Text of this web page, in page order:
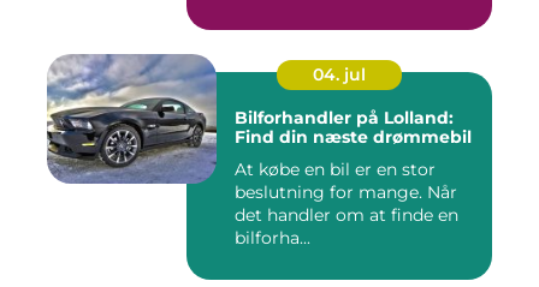
04. jul
Bilforhandler på Lolland:
Find din næste drømmebil
At købe en bil er en stor
beslutning for mange. Når
det handler om at finde en
bilforha...